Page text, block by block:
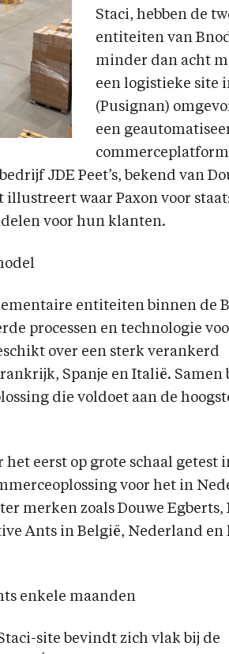
Staci, hebben de
entiteiten van
minder dan acht
een logistieke site
(Pusignan)
een
commerceplatform
JDE Peet’s, bekend van
illustreert waar Paxon voor
voor hun klanten.
entiteiten binnen de
processen en technologie
over een sterk verankerd
Spanje en Italië. Samen
die voldoet aan de
eerst op grote schaal getest
voor het in
merken zoals Douwe Egberts,
Ants in België, Nederland en
enkele maanden
site bevindt zich vlak bij de